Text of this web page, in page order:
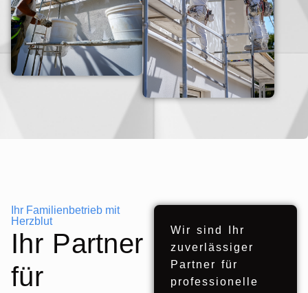
Ihr Familienbetrieb mit
Herzblut
Ihr Partner
für
Wir sind Ihr
zuverlässiger
Partner für
professionelle